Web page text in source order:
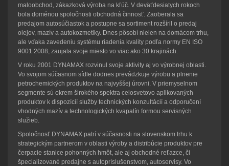
maloobchod, zákazková výroba na kľúč. V deväťdesiatych rokoch
bola doménou spoločnosti obchodná činnosť. Zaoberala sa
predajom autosúčiastok a postupne sa sortiment rozšíril o predaj
olejov, mazív a autokozmetiky. Dnes pôsobí nielen na domácom trhu,
ale vďaka zavedeniu systému riadenia kvality podľa normy EN ISO
9001:2008, zaujala svoje miesto vo viac ako 30 krajinách.
V roku 2001 DYNAMAX rozvinul svoje aktivity aj vo výrobnej oblasti.
Vo svojom súčasnom sídle dodnes prevádzkuje výrobu a plnenie
petrochemických produktov na najvyššej úrovni. V priemyselnom
segmente sú okrem širokého spektra celosvetovo aplikovaných
produktov k dispozícií služby technických konzultácií a odporučení
vhodných mazív a technologických kvapalín formou servisných
služieb.
Spoločnosť DYNAMAX patrí v súčasnosti na slovenskom trhu k
strategickým partnerom v oblasti výroby a distribúcie produktov pre
čerpacie stanice pohonných hmôt, ale aj obchodné reťazce, či
špecializované predajne s autopríslušenstvom, autoservisy. Vo